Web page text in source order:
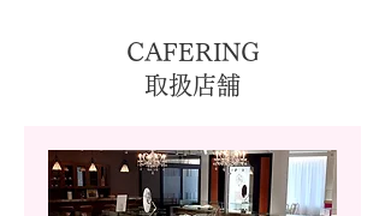
CAFERING
取扱店舗